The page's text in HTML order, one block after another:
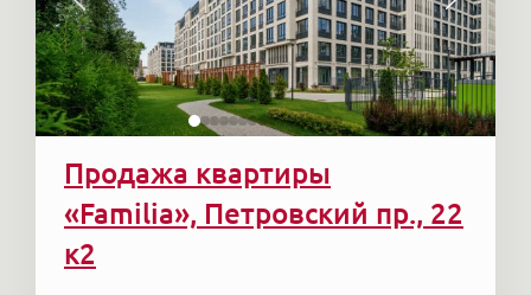
Продажа квартиры
«Familia», Петровский пр., 22
к2